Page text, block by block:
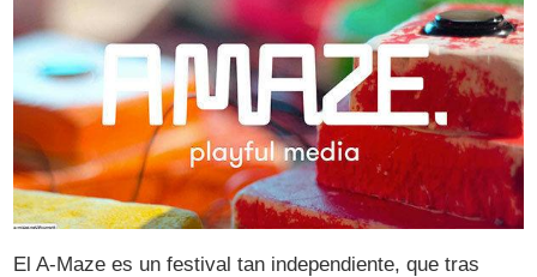
El A-Maze es un festival tan independiente, que tras